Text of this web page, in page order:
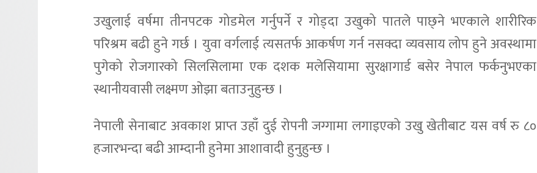
उखुलाई वर्षमा तीनपटक गोडमेल गर्नुपर्ने र गोड्दा उखुको पातले पाछ्ने भएकाले शारीरिक
परिश्रम बढी हुने गर्छ । युवा वर्गलाई त्यसतर्फ आकर्षण गर्न नसक्दा व्यवसाय लोप हुने अवस्थामा
पुगेको रोजगारको सिलसिलामा एक दशक मलेसियामा सुरक्षागार्ड बसेर नेपाल फर्कनुभएका
स्थानीयवासी लक्ष्मण ओझा बताउनुहुन्छ ।
नेपाली सेनाबाट अवकाश प्राप्त उहाँ दुई रोपनी जग्गामा लगाइएको उखु खेतीबाट यस वर्ष रु ८०
हजारभन्दा बढी आम्दानी हुनेमा आशावादी हुनुहुन्छ ।